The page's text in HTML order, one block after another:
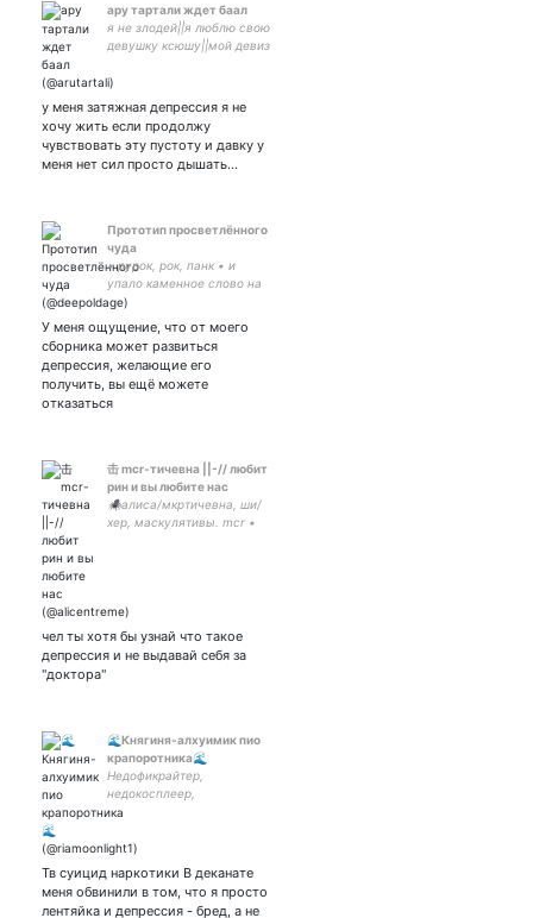
ару тартали ждет баал
я не злодей||я люблю свою
девушку ксюшу||мой девиз
парная с братом
у меня затяжная депрессия я не
хочу жить если продолжу
чувствовать эту пустоту и давку у
меня нет сил просто дышать…
Прототип просветлëнного
чуда
• рурок, рок, панк • и
упало каменное слово на
мою ещё живую грудь •
одном полноценно •
страдалица и нытик •
поэтесса • love you •
У меня ощущение, что от моего
сборника может развиться
депрессия, желающие его
получить, вы ещё можете
отказаться
击 mcr-тичевна ||-// любит
рин и вы любите нас
🕷️алиса/мкртичевна, ши/
хер, маскулятивы. mcr •
чел ты хотя бы узнай что такое
депрессия и не выдавай себя за
"доктора"
🌊Княгиня-алхуимик пио
крапоротника🌊
Недофикрайтер,
недокосплеер,
мультишиппер|
анемо и 4* персонажей|
пейринги как смысл жизни|
Флафф мой флафф
Тв суицид наркотики В деканате
меня обвинили в том, что я просто
лентяйка и депрессия - бред, а не